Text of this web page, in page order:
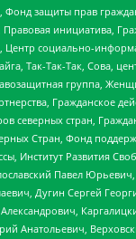
защиты прав
инициатива,
Центр социально-
Так-Так-Так, Сова,
группа,
Гражданское
стран,
Стран, Фонд
Институт Развития
Павел
Дугин Сергей
Анатольевич,